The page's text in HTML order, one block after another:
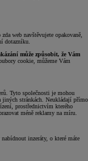
web navštěvujete opakovaně,
dotazníku.
může způsobit, že Vám
cookie, můžeme Vám
Tyto společnosti je mohou
stránkách. Neukládají přímo
prostřednictvím kterého
méně reklamy na míru.
inzeráty, o které máte